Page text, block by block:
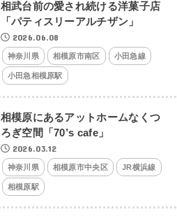
相武台前の愛され続ける洋菓子店
「パティスリーアルチザン」
2026.06.08
神奈川県 相模原市南区 小田急線
小田急相模原駅
相模原にあるアットホームなくつ
ろぎ空間「70’s cafe」
2026.03.12
神奈川県 相模原市中央区 JR横浜線
相模原駅